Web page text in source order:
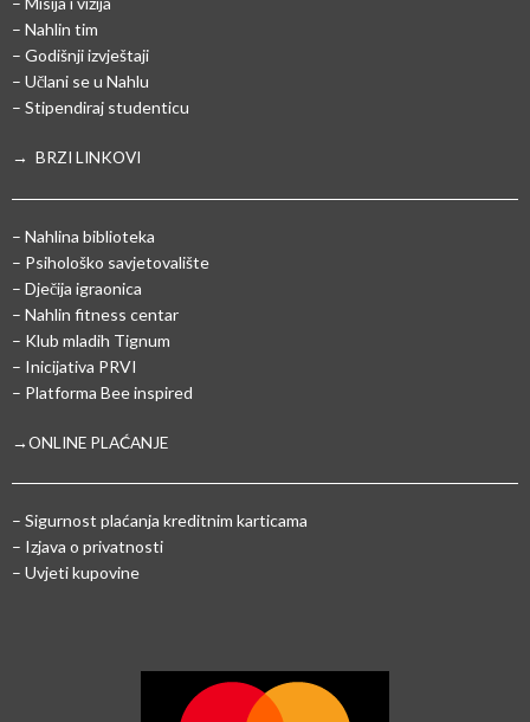
– Nahlin tim
– Godišnji izvještaji
– Učlani se u Nahlu
– Stipendiraj studenticu
→ BRZI LINKOVI
– Nahlina biblioteka
– Psihološko savjetovalište
– Dječija igraonica
– Nahlin fitness centar
– Klub mladih Tignum
– Inicijativa PRVI
– Platforma Bee inspired
→ONLINE PLAĆANJE
– Sigurnost plaćanja kreditnim karticama
– Izjava o privatnosti
– Uvjeti kupovine